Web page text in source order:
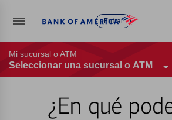
Entrar
Mi sucursal o ATM
Seleccionar una sucursal o ATM
¿En qué